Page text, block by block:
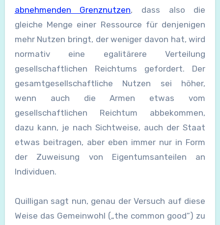
abnehmenden Grenznutzen, dass also die
gleiche Menge einer Ressource für denjenigen
mehr Nutzen bringt, der weniger davon hat, wird
normativ eine egalitärere Verteilung
gesellschaftlichen Reichtums gefordert. Der
gesamtgesellschaftliche Nutzen sei höher,
wenn auch die Armen etwas vom
gesellschaftlichen Reichtum abbekommen,
dazu kann, je nach Sichtweise, auch der Staat
etwas beitragen, aber eben immer nur in Form
der Zuweisung von Eigentumsanteilen an
Individuen.
Quilligan sagt nun, genau der Versuch auf diese
Weise das Gemeinwohl („the common good“) zu